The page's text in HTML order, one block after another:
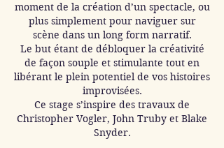
moment de la création d’un spectacle, ou
plus simplement pour naviguer sur
scène dans un long form narratif.
Le but étant de débloquer la créativité
de façon souple et stimulante tout en
libérant le plein potentiel de vos histoires
improvisées.
Ce stage s’inspire des travaux de
Christopher Vogler, John Truby et Blake
Snyder.